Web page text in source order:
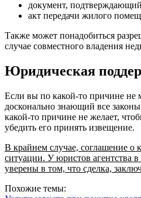
документ,
акт передачи жилого
Также может понадобиться
случае совместного владения
Юридическая
Если вы по какой-то причине не
досконально знающий все
какой-то причине не желает,
убедить его принять извещение.
В крайнем случае, соглашение
ситуации. У юристов агентства
уверены в том, что сделка,
Похожие темы: